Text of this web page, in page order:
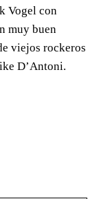
Vogel con
muy buen
viejos rockeros
D’Antoni.